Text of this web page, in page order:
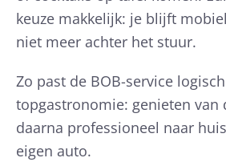
keuze makkelijk: je blijft
niet meer achter het stuur.
Zo past de BOB-service
topgastronomie: genieten van
daarna professioneel naar
eigen auto.